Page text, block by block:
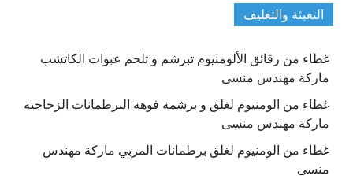
التعبئة والتغليف
غطاء من رقائق الألومنيوم تبرشم و تلحم عبوات الكاتشب
ماركة مهندس منسى
غطاء من الومنيوم لغلق و برشمة فوهة البرطمانات الزجاجية
ماركة مهندس منسى
غطاء من الومنيوم لغلق برطمانات المربي ماركة مهندس
منسى